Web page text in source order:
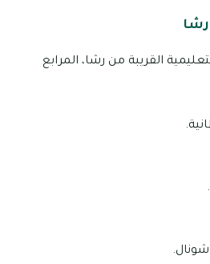
القريبة من رشا، المرابع